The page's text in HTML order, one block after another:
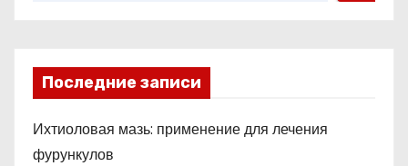
Последние записи
Ихтиоловая мазь: применение для лечения
фурункулов